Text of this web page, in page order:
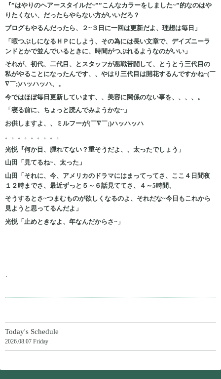
『”はやりのヘアースタイルだ~””こんなカラーをしました~”的なのはや
りたくない、だったらやらない方がいいだろ？
ブログもやるんだったら、２~３日に一回は更新だよ、理想は毎日」
「暇つぶしになるＨＰにしよう、その為には長い文章で、デイズニーラ
ンドとかで並んでいるときに、時間がつぶれるようなのがいい」
それが、初代、二代目、とスタッフが悪戦苦闘して、とうとう三代目の
私がやることになったんです、、やはり三代目は開花するんですかね~(￣
∇￣;)ハッハッハ、。
今ではほぼ毎日更新しています、、美容に関係のない事を、、、、。
「寝る前に、ちょっと読んでみようかな~」
お供しますよ、、ミルフーが(￣∇￣;)ハッハッハ
。。。。。。。。。
光悦『何か目、腫れてない？重そうだよ、、太ったでしょう」
山田「見てるね~、太った」
山田「それに、今、アメリカのドラマにはまってってさ、ここ４日間夜
１２時までさ、最近ずっと５～６話見ててさ、４～5時間、
そうするとさ~つまむものが欲しくなるのよ、それだな~今日もこれから
見ようと思ってるんだよ」
光悦「止めときなよ、年なんだからさ~」
Today's Schedule
2026.08.07 Friday